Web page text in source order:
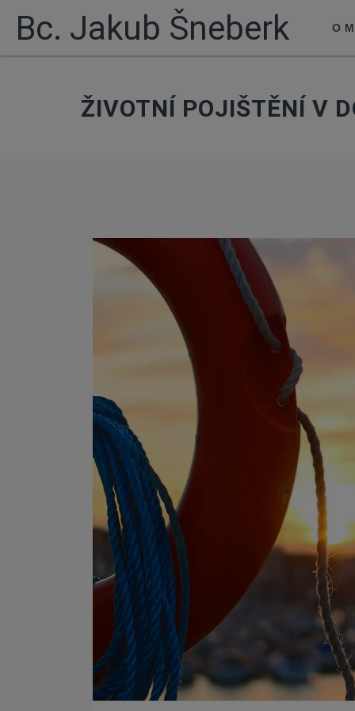
Bc. Jakub Šneberk O
ŽIVOTNÍ POJIŠTĚNÍ V
Šneberka mohu jako finančního poradce
doporučit. Při sjednávání
se nám věnoval opravdu pečlivě, vše
ještě výhodnější úrokovou sazbu, než
avizoval. Vše díky němu proběhlo
hladce a navíc je opravdu milý,
nám navrch upekl bábovku. :)
Vojtěch Cahlík
Se službami pana
manželkou maximálně
a ochota pana
související záležitosti
byl k dispozici a
řešil maximálně
a pro nás pohodlně na
je to nejlepší
jsme se zatím v životě
mít to štěstí a na
vyhráli jste,